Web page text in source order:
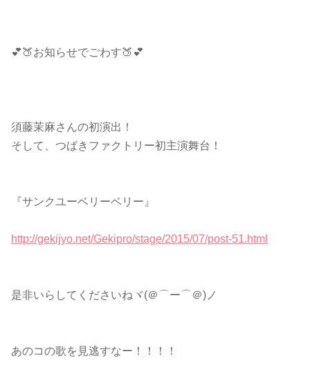
💕🍑お知らせでごわす🍑💕
須藤茉麻さんの初演出！
そして、つばきファクトリー初主演舞台！
『サンクユーベリーベリー』
http://gekijyo.net/Gekipro/stage/2015/07/post-51.html
是非いらしてくださいねヾ(＠⌒ー⌒＠)ノ
あのコの歌を見逃すなー！！！！